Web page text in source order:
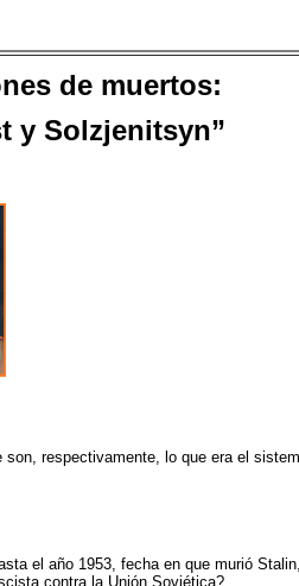
de muertos:
y Solzjenitsyn”
respectivamente, lo que era el
el año 1953, fecha en que murió
contra la Unión Soviética?